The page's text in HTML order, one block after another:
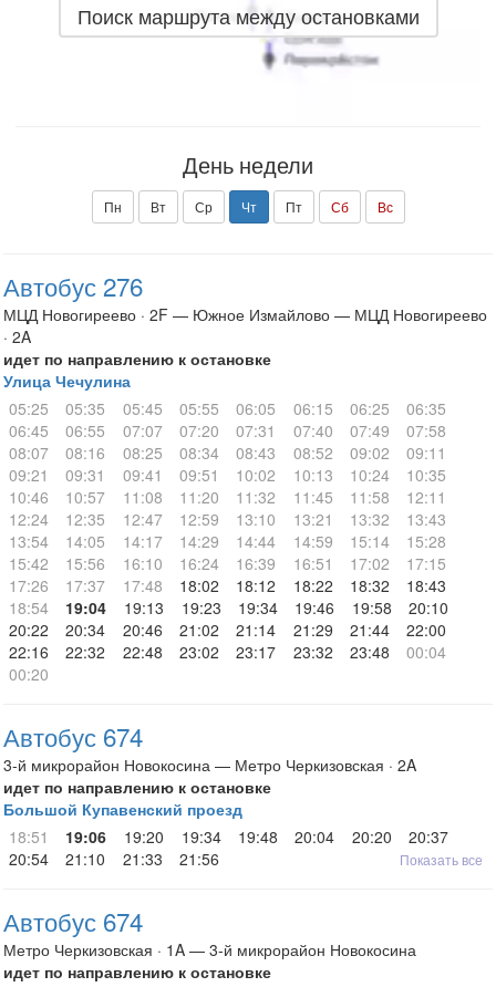
Поиск маршрута между остановками
День недели
Пн Вт Ср Чт Пт Сб Вс
Автобус 276
МЦД Новогиреево · 2F — Южное Измайлово — МЦД Новогиреево
· 2A
идет по направлению к остановке
Улица Чечулина
05:25
05:35 05:45 05:55 06:05 06:15 06:25
06:35
06:45
06:55 07:07 07:20 07:31 07:40 07:49
07:58
08:07
08:16 08:25 08:34 08:43 08:52 09:02
09:11
09:21
09:31 09:41 09:51 10:02 10:13 10:24
10:35
10:46
10:57 11:08 11:20 11:32 11:45 11:58
12:11
12:24
12:35 12:47 12:59 13:10 13:21 13:32
13:43
13:54
14:05 14:17 14:29 14:44 14:59 15:14
15:28
15:42
15:56 16:10 16:24 16:39 16:51 17:02
17:15
17:26
17:37 17:48 18:02 18:12 18:22 18:32
18:43
18:54
19:04 19:13 19:23 19:34 19:46 19:58
20:10
20:22
20:34 20:46 21:02 21:14 21:29 21:44
22:00
22:16
22:32 22:48 23:02 23:17 23:32 23:48
00:04
00:20
Автобус 674
3-й микрорайон Новокосина — Метро Черкизовская · 2A
идет по направлению к остановке
Большой Купавенский проезд
18:51
19:06 19:20 19:34 19:48 20:04 20:20
20:37
20:54
21:10 21:33 21:56 Показать все
Автобус 674
Метро Черкизовская · 1A — 3-й микрорайон Новокосина
идет по направлению к остановке